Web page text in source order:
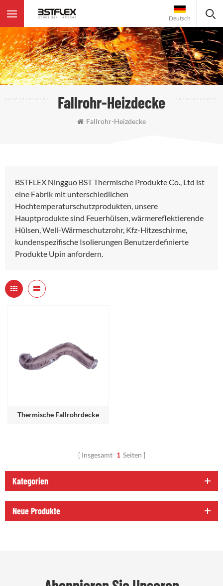
Deutsch
Fallrohr-Heizdecke
Fallrohr-Heizdecke
BSTFLEX Ningguo BST Thermische Produkte Co., Ltd ist
eine Fabrik mit unterschiedlichen
Hochtemperaturschutzprodukten, unsere
Hauptprodukte sind Feuerhülsen, wärmereflektierende
Hülsen, Well-Wärmeschutzrohr, Kfz-Hitzeschirme,
kundenspezifische Isolierungen Benutzerdefinierte
Produkte Upin anfordern.
Thermische Fallrohrdecke
Insgesamt 1 Seiten
Kategorien
Neue Produkte